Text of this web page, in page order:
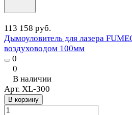
113 158 руб.
Дымоуловитель для лазера
воздуховодом 100мм
0
0
В наличии
Арт. XL-300
В корзину